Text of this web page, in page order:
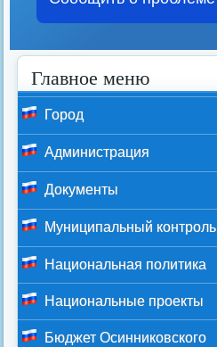
Главное меню
Город
Администрация
Документы
Муниципальный контроль
Национальная политика
Национальные проекты
Бюджет Осинниковского